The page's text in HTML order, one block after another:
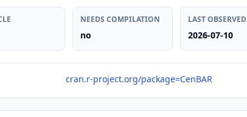
NEEDS COMPILATION
no
LAST OBSERVED
2026-07-10
cran.r-project.org/package=CenBAR